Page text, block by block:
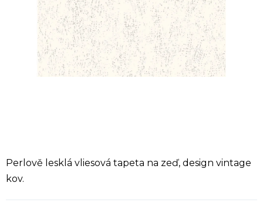
Perlově lesklá vliesová tapeta na zeď, design vintage
kov.